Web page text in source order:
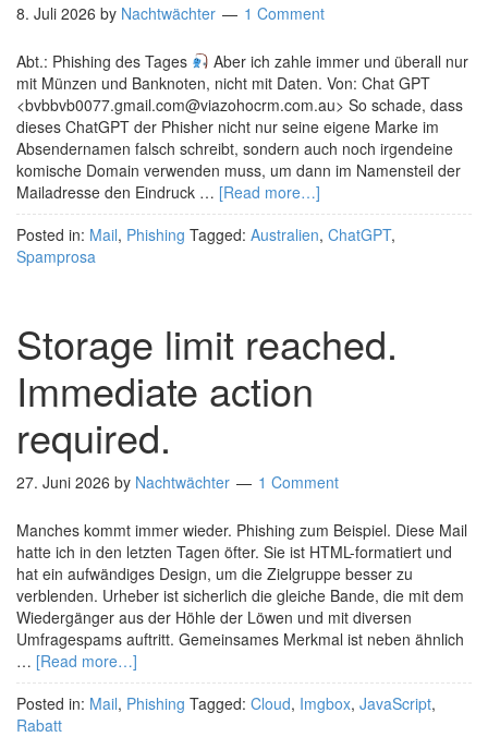
8. Juli 2026 by Nachtwächter 1 Comment
Abt.: Phishing des Tages
Aber ich zahle immer und überall nur
mit Münzen und Banknoten, nicht mit Daten. Von: Chat GPT
<bvbbvb0077.gmail.com@viazohocrm.com.au> So schade, dass
dieses ChatGPT der Phisher nicht nur seine eigene Marke im
Absendernamen falsch schreibt, sondern auch noch irgendeine
komische Domain verwenden muss, um dann im Namensteil der
Mailadresse den Eindruck … [Read more…]
Posted in: Mail, Phishing Tagged: Australien, ChatGPT,
Spamprosa
Storage limit reached.
Immediate action
required.
27. Juni 2026 by Nachtwächter 1 Comment
Manches kommt immer wieder. Phishing zum Beispiel. Diese Mail
hatte ich in den letzten Tagen öfter. Sie ist HTML-formatiert und
hat ein aufwändiges Design, um die Zielgruppe besser zu
verblenden. Urheber ist sicherlich die gleiche Bande, die mit dem
Wiedergänger aus der Höhle der Löwen und mit diversen
Umfragespams auftritt. Gemeinsames Merkmal ist neben ähnlich
… [Read more…]
Posted in: Mail, Phishing Tagged: Cloud, Imgbox, JavaScript,
Rabatt